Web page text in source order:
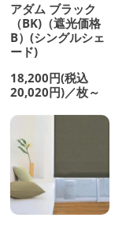
アダム ブラック
（BK)（遮光価格
B）(シングルシェ
ード)
18,200円(税込
20,020円)／枚～